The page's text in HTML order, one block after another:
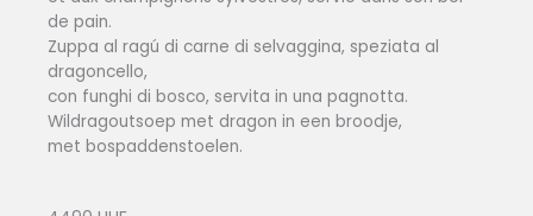
de pain.
Zuppa al ragú di carne di selvaggina, speziata al
dragoncello,
con funghi di bosco, servita in una pagnotta.
Wildragoutsoep met dragon in een broodje,
met bospaddenstoelen.